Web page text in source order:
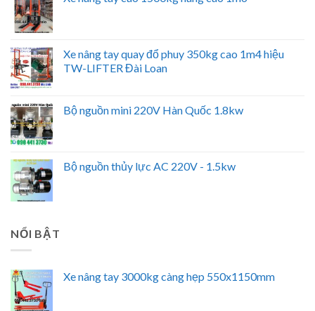
Xe nâng tay quay đổ phuy 350kg cao 1m4 hiệu
TW-LIFTER Đài Loan
Bộ nguồn mini 220V Hàn Quốc 1.8kw
Bộ nguồn thủy lực AC 220V - 1.5kw
NỔI BẬT
Xe nâng tay 3000kg càng hẹp 550x1150mm